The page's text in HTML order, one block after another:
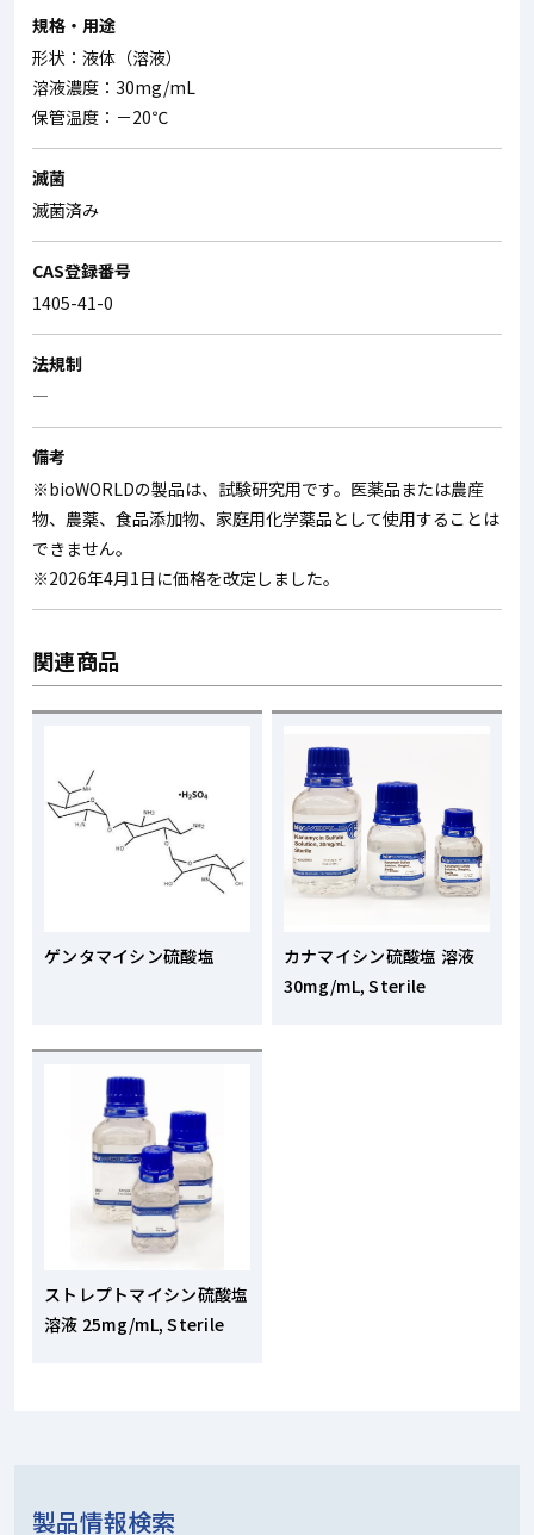
規格・用途
形状：液体（溶液）
溶液濃度：30mg/mL
保管温度：－20℃
滅菌
滅菌済み
CAS登録番号
1405-41-0
法規制
―
備考
※bioWORLDの製品は、試験研究用です。医薬品または農産
物、農薬、食品添加物、家庭用化学薬品として使用することは
できません。
※2026年4月1日に価格を改定しました。
関連商品
ゲンタマイシン硫酸塩
カナマイシン硫酸塩 溶液
30mg/mL, Sterile
ストレプトマイシン硫酸塩
溶液 25mg/mL, Sterile
製品情報検索